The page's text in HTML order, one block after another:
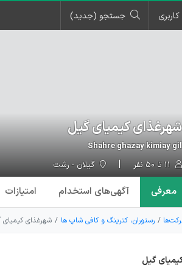
جستجو (جدید)
شهرغذای کیمیای گیل
Shahre ghazay kimiay gil
گیلان - رشت
معرفی آگهی‌های استخدام امتیازات
رستوران، کترینگ و کافی شاپ ها شهرغذای کیمیای
گیل